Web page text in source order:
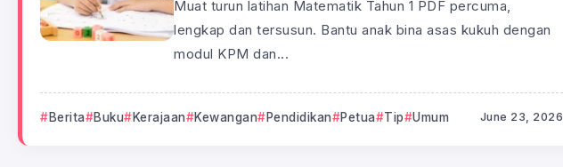
Muat turun latihan Matematik Tahun 1 PDF percuma,
lengkap dan tersusun. Bantu anak bina asas kukuh dengan
modul KPM dan...
Berita Buku Kerajaan Kewangan Pendidikan Petua Tip Umum June 23, 2026